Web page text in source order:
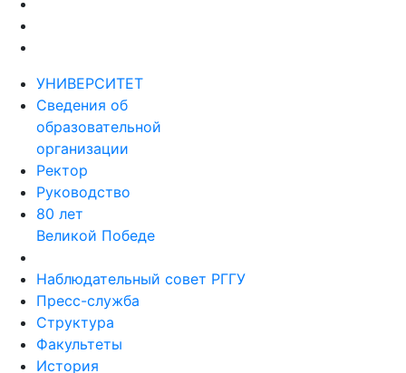
УНИВЕРСИТЕТ
Сведения об
образовательной
организации
Ректор
Руководство
80 лет
Великой Победе
Наблюдательный совет РГГУ
Пресс-служба
Структура
Факультеты
История